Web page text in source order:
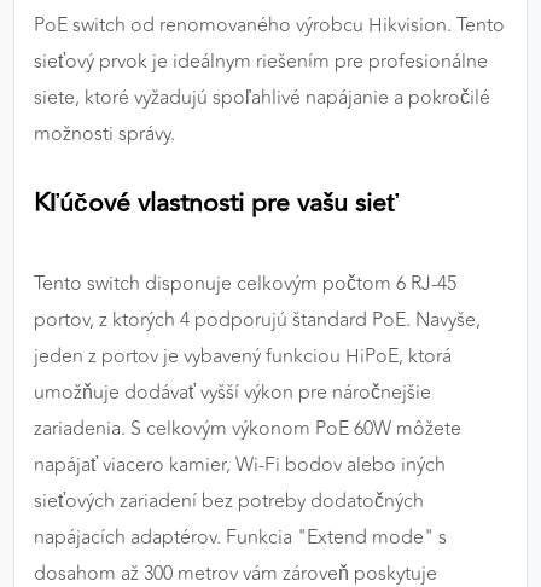
PoE switch od renomovaného výrobcu Hikvision. Tento
sieťový prvok je ideálnym riešením pre profesionálne
siete, ktoré vyžadujú spoľahlivé napájanie a pokročilé
možnosti správy.
Kľúčové vlastnosti pre vašu sieť
Tento switch disponuje celkovým počtom 6 RJ-45
portov, z ktorých 4 podporujú štandard PoE. Navyše,
jeden z portov je vybavený funkciou HiPoE, ktorá
umožňuje dodávať vyšší výkon pre náročnejšie
zariadenia. S celkovým výkonom PoE 60W môžete
napájať viacero kamier, Wi-Fi bodov alebo iných
sieťových zariadení bez potreby dodatočných
napájacích adaptérov. Funkcia "Extend mode" s
dosahom až 300 metrov vám zároveň poskytuje
výkon a funkčnosť našich stránok.
Google Analytics
Poskytovateľ:
správania používateľov naprieč webovými
stránkami. Umožňujú nám a našim partnerom
zobrazovať cielenú a relevantnú reklamu, a to na
Google Ads